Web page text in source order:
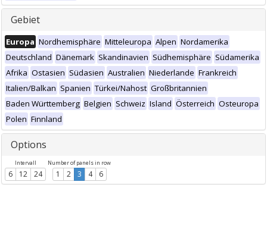
Gebiet
Europa Nordhemisphäre Mitteleuropa Alpen Nordamerika
Deutschland Dänemark Skandinavien Südhemisphäre Südamerika
Afrika Ostasien Südasien Australien Niederlande Frankreich
Italien/Balkan Spanien Türkei/Nahost Großbritannien
Baden Württemberg Belgien Schweiz Island Österreich Osteuropa
Polen Finnland
Options
Intervall
6 12 24
Number of panels in row
1 2 3 4 6